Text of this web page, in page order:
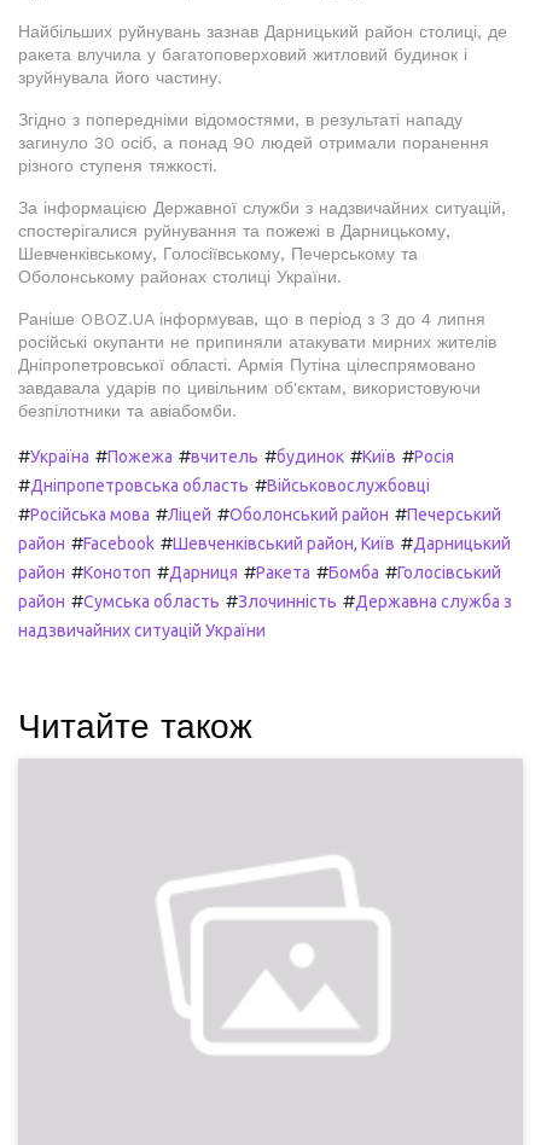
Найбільших руйнувань зазнав Дарницький район столиці, де
ракета влучила у багатоповерховий житловий будинок і
зруйнувала його частину.
Згідно з попередніми відомостями, в результаті нападу
загинуло 30 осіб, а понад 90 людей отримали поранення
різного ступеня тяжкості.
За інформацією Державної служби з надзвичайних ситуацій,
спостерігалися руйнування та пожежі в Дарницькому,
Шевченківському, Голосіївському, Печерському та
Оболонському районах столиці України.
Раніше OBOZ.UA інформував, що в період з 3 до 4 липня
російські окупанти не припиняли атакувати мирних жителів
Дніпропетровської області. Армія Путіна цілеспрямовано
завдавала ударів по цивільним об'єктам, використовуючи
безпілотники та авіабомби.
#Україна #Пожежа #вчитель #будинок #Київ #Росія
#Дніпропетровська область #Військовослужбовці
#Російська мова #Ліцей #Оболонський район #Печерський
район #Facebook #Шевченківський район, Київ #Дарницький
район #Конотоп #Дарниця #Ракета #Бомба #Голосівський
район #Сумська область #Злочинність #Державна служба з
надзвичайних ситуацій України
Читайте також